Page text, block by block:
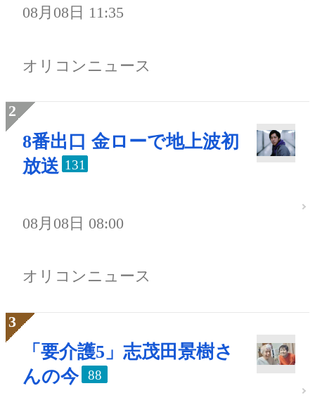
08月08日 11:35
オリコンニュース
8番出口 金ローで地上波初
放送 131
08月08日 08:00
オリコンニュース
「要介護5」志茂田景樹さ
んの今
88